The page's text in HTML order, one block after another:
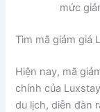
mức
Tìm mã giảm giá
Hiện nay, mã
chính của
du lịch, diễn đàn